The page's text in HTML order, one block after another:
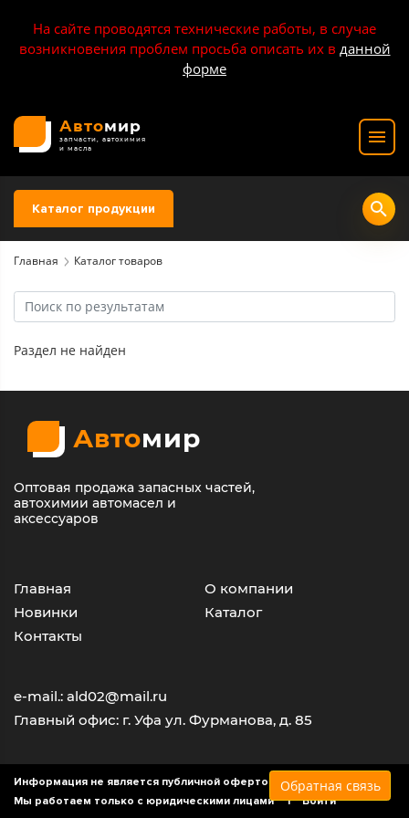
На сайте проводятся технические работы, в случае
возникновения проблем просьба описать их в данной
форме
Автомир
запчасти, автохимия
и масла
Каталог продукции
Главная Каталог товаров
Обратная связь
Раздел не найден
Автомир
Оптовая продажа запасных частей,
автохимии автомасел и
аксессуаров
Главная
О компании
Новинки
Каталог
Контакты
e-mail.: ald02@mail.ru
Главный офис: г. Уфа ул. Фурманова, д. 85
Информация не является публичной офертой
Мы работаем только с юридическими лицами |
Войти